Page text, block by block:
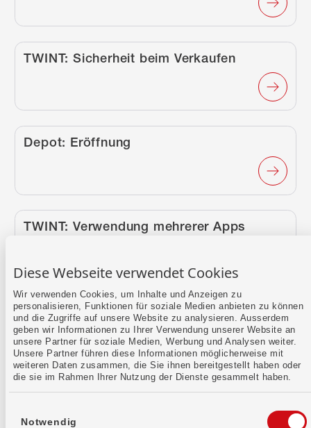
Diese Webseite verwendet Cookies
Wir verwenden Cookies, um Inhalte und Anzeigen zu
personalisieren, Funktionen für soziale Medien anbieten zu können
und die Zugriffe auf unsere Website zu analysieren. Ausserdem
geben wir Informationen zu Ihrer Verwendung unserer Website an
unsere Partner für soziale Medien, Werbung und Analysen weiter.
Unsere Partner führen diese Informationen möglicherweise mit
weiteren Daten zusammen, die Sie ihnen bereitgestellt haben oder
die sie im Rahmen Ihrer Nutzung der Dienste gesammelt haben.
Notwendig
TWINT: Sicherheit beim Verkaufen
/de/schnell-erledigt/artikel/twint-sicherheit-beim-
Depot: Eröffnung
/de/schnell-erledigt/artikel/depot-eroeffnung/
TWINT: Verwendung mehrerer Apps
/de/schnell-erledigt/artikel/twint-verwendung-
Mobile Banking: Zusätzliches Gerät
/de/schnell-erledigt/artikel/mobile-banking-
E-Banking: erster Login
/de/schnell-erledigt/artikel/e-banking-erster-login/